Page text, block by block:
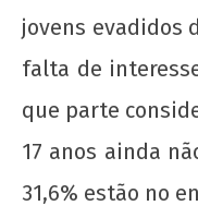
jovens evadidos
falta de
que parte
17 anos ainda
31,6% estão no